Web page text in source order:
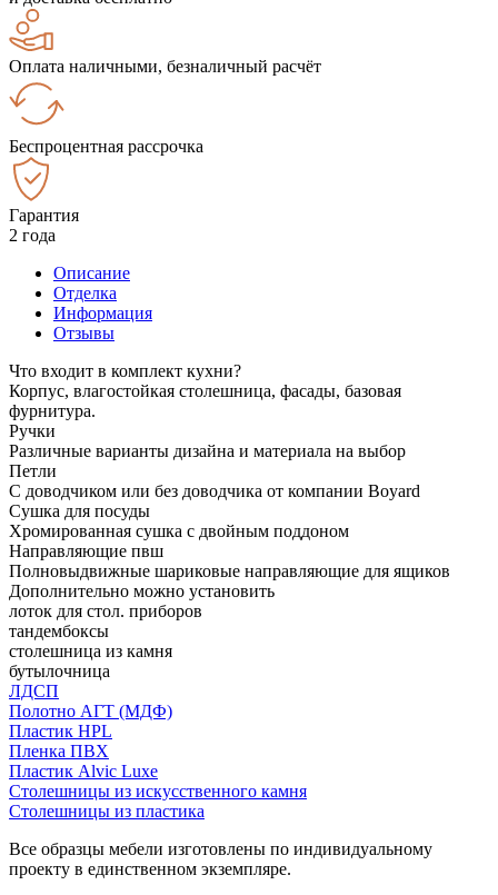
Оплата наличными, безналичный расчёт
Беспроцентная рассрочка
Гарантия
2 года
Описание
Отделка
Информация
Отзывы
Что входит в комплект кухни?
Корпус, влагостойкая столешница, фасады, базовая
фурнитура.
Ручки
Различные варианты дизайна и материала на выбор
Петли
С доводчиком или без доводчика от компании Boyard
Сушка для посуды
Хромированная сушка с двойным поддоном
Направляющие пвш
Полновыдвижные шариковые направляющие для ящиков
Дополнительно можно установить
лоток для стол. приборов
тандембоксы
столешница из камня
бутылочница
ЛДСП
Полотно АГТ (МДФ)
Пластик HPL
Пленка ПВХ
Пластик Alvic Luxe
Столешницы из искусственного камня
Столешницы из пластика
Все образцы мебели изготовлены по индивидуальному
проекту в единственном экземпляре.